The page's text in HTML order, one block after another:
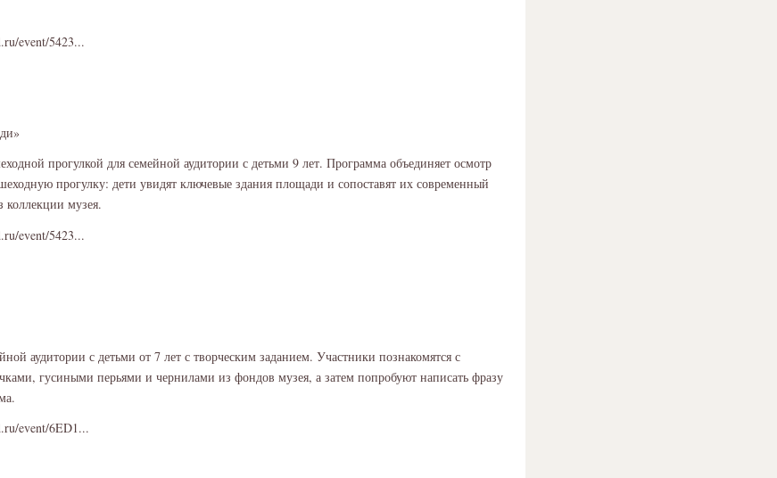
event/5423...
прогулкой для семейной аудитории с детьми 9 лет. Программа объединяет осмотр
прогулку: дети увидят ключевые здания площади и сопоставят их современный
музея.
event/5423...
аудитории с детьми от 7 лет с творческим заданием. Участники познакомятся с
гусиными перьями и чернилами из фондов музея, а затем попробуют написать фразу
event/6ED1...